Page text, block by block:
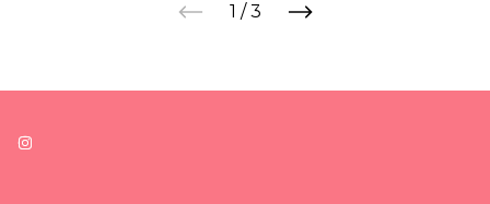
1 / 3